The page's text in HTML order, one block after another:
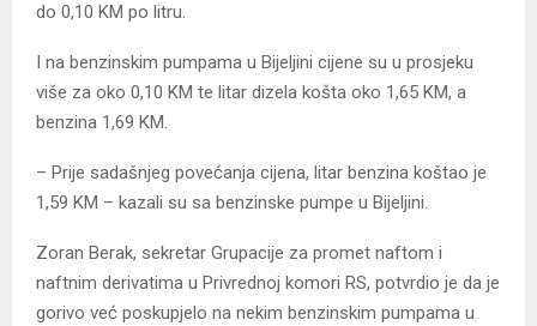
do 0,10 KM po litru.
I na benzinskim pumpama u Bijeljini cijene su u prosjeku
više za oko 0,10 KM te litar dizela košta oko 1,65 KM, a
benzina 1,69 KM.
– Prije sadašnjeg povećanja cijena, litar benzina koštao je
1,59 KM – kazali su sa benzinske pumpe u Bijeljini.
Zoran Berak, sekretar Grupacije za promet naftom i
naftnim derivatima u Privrednoj komori RS, potvrdio je da je
gorivo već poskupjelo na nekim benzinskim pumpama u